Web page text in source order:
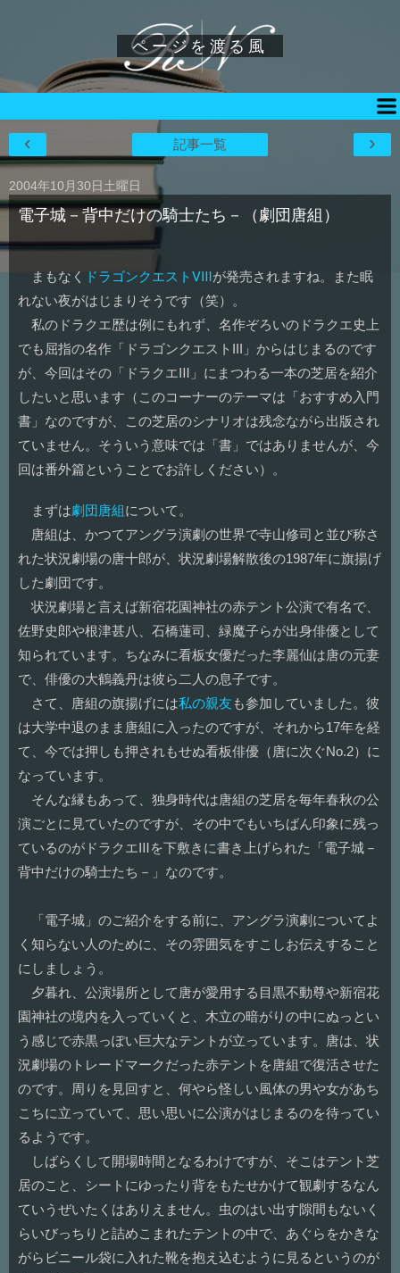
ページを渡る風
›
‹ 記事一覧
2004年10月30日土曜日
電子城－背中だけの騎士たち－（劇団唐組）
まもなく ドラゴンクエストⅧが発売されますね。また眠
れない夜がはじまりそうです（笑）。
私のドラクエ歴は例にもれず、名作ぞろいのドラクエ史上
でも屈指の名作「ドラゴンクエストIII」からはじまるのです
が、今回はその「ドラクエⅢ」にまつわる一本の芝居を紹介
したいと思います（このコーナーのテーマは「おすすめ入門
書」なのですが、この芝居のシナリオは残念ながら出版され
ていません。そういう意味では「書」ではありませんが、今
回は番外篇ということでお許しください）。
まずは劇団唐組について。
唐組は、かつてアングラ演劇の世界で寺山修司と並び称さ
れた状況劇場の唐十郎が、状況劇場解散後の1987年に旗揚げ
した劇団です。
状況劇場と言えば新宿花園神社の赤テント公演で有名で、
佐野史郎や根津甚八、石橋蓮司、緑魔子らが出身俳優として
知られています。ちなみに看板女優だった李麗仙は唐の元妻
で、俳優の大鶴義丹は彼ら二人の息子です。
さて、唐組の旗揚げには私の親友 も参加していました。彼
は大学中退のまま唐組に入ったのですが、それから17年を経
て、今では押しも押されもせぬ看板俳優（唐に次ぐNo.2）に
なっています。
そんな縁もあって、独身時代は唐組の芝居を毎年春秋の公
演ごとに見ていたのですが、その中でもいちばん印象に残っ
ているのがドラクエⅢを下敷きに書き上げられた「電子城－
背中だけの騎士たち－」なのです。
「電子城」のご紹介をする前に、アングラ演劇についてよ
く知らない人のために、その雰囲気をすこしお伝えすること
にしましょう。
夕暮れ、公演場所として唐が愛用する目黒不動尊や新宿花
園神社の境内を入っていくと、木立の暗がりの中にぬっとい
う感じで赤黒っぽい巨大なテントが立っています。唐は、状
況劇場のトレードマークだった赤テントを唐組で復活させた
のです。周りを見回すと、何やら怪しい風体の男や女があち
こちに立っていて、思い思いに公演がはじまるのを待ってい
るようです。
しばらくして開場時間となるわけですが、そこはテント芝
居のこと、シートにゆったり背をもたせかけて観劇するなん
ていうぜいたくはありえません。虫のはい出す隙間もないく
らいびっちりと詰めこまれたテントの中で、あぐらをかきな
がらビニール袋に入れた靴を抱え込むように見るというのが